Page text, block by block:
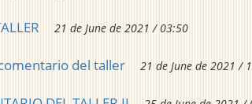
21 de June de 2021 / 03:50
del taller
21 de June de 2021 /